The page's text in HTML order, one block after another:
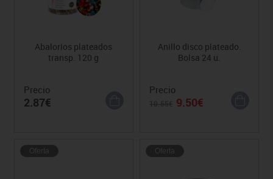
Abalorios plateados
transp. 120 g
Precio
2.87€
Anillo disco plateado.
Bolsa 24 u.
Precio
9.50€
Oferta Oferta